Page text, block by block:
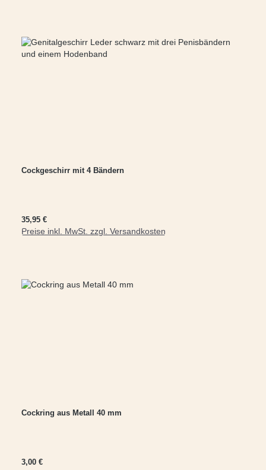
Cockgeschirr mit 4 Bändern
Regulärer Preis:
35,95 €
Preise inkl. MwSt. zzgl. Versandkosten
In den Warenkorb
Cockring aus Metall 40 mm
Regulärer Preis:
3,00 €